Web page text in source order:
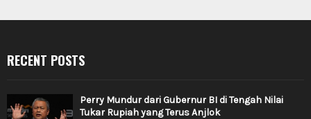
RECENT POSTS
Perry Mundur dari Gubernur BI di Tengah Nilai
Tukar Rupiah yang Terus Anjlok